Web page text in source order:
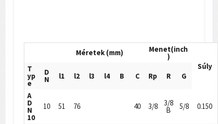
Méretek (mm) Menet(inch
)
Súly
T
yp
e
D
N l1 l2 l3 l4 B C Rp R G
A
D
N
10
10 51 76 40 3/8 3/8
B 5/8 0.150